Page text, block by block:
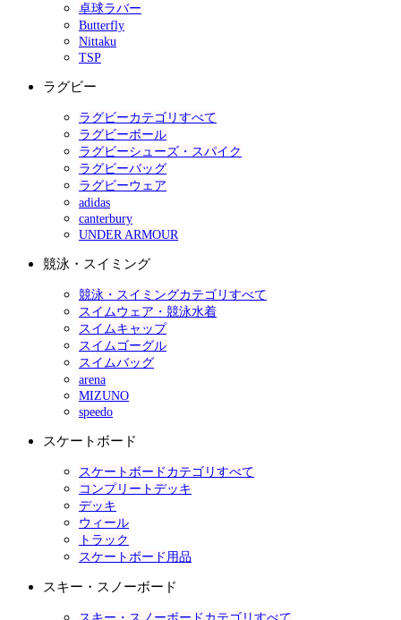
卓球ラバー
Butterfly
Nittaku
TSP
ラグビー
ラグビーカテゴリすべて
ラグビーボール
ラグビーシューズ・スパイク
ラグビーバッグ
ラグビーウェア
adidas
canterbury
UNDER ARMOUR
競泳・スイミング
競泳・スイミングカテゴリすべて
スイムウェア・競泳水着
スイムキャップ
スイムゴーグル
スイムバッグ
arena
MIZUNO
speedo
スケートボード
スケートボードカテゴリすべて
コンプリートデッキ
デッキ
ウィール
トラック
スケートボード用品
スキー・スノーボード